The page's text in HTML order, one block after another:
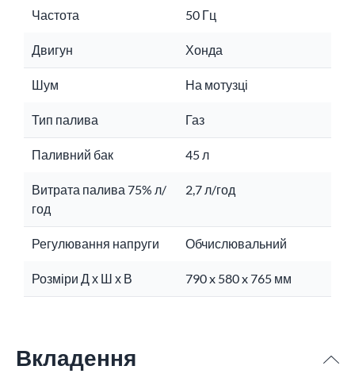
Частота 50 Гц
Двигун Хонда
Шум На мотузці
Тип палива Газ
Паливний бак 45 л
Витрата палива 75% л/
год
2,7 л/год
Регулювання напруги Обчислювальний
Розміри Д х Ш х В 790 x 580 x 765 мм
Вкладення